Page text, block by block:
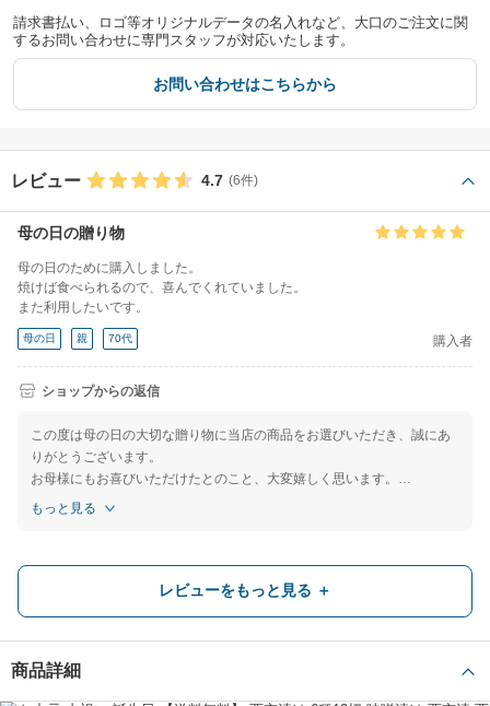
請求書払い、ロゴ等オリジナルデータの名入れなど、大口のご注文に関
するお問い合わせに専門スタッフが対応いたします。
お問い合わせはこちらから
レビュー 4.7 (6件)
母の日の贈り物
母の日のために購入しました。
焼けば食べられるので、喜んでくれていました。
また利用したいです。
母の日 親 70代 購入者
ショップからの返信
この度は母の日の大切な贈り物に当店の商品をお選びいただき、誠にあ
りがとうございます。
お母様にもお喜びいただけたとのこと、大変嬉しく思います。
手軽に調理して美味しく召し上がっていただけたようで何よりでござい
ぜひまたのご利用を心よりお待ちしております。
もっと見る
また利用したいと思います！
里帰り中のお嫁さんのご両親にお酒と一緒に贈りました。
とても喜んで頂き、これにして良かったです。
お礼 その他 購入者
レビューをもっと見る ＋
商品詳細